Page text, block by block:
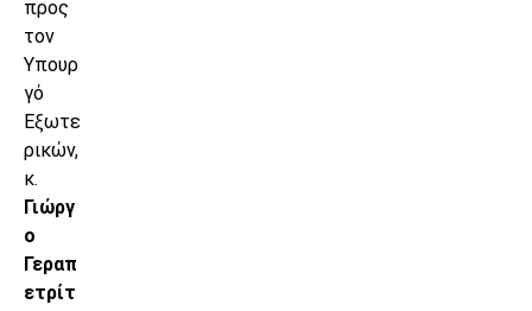
προς
τον
Υπουρ
γό
Εξωτε
ρικών,
κ.
Γιώργ
ο
Γεραπ
ετρίτ